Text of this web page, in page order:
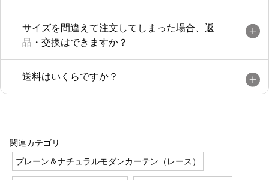
サイズを間違えて注文してしまった場合、返
品・交換はできますか？
送料はいくらですか？
関連カテゴリ
プレーン＆ナチュラルモダンカーテン（レース）